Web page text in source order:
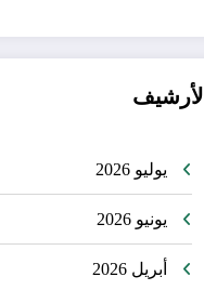
الأرشيف
يوليو 2026
يونيو 2026
أبريل 2026